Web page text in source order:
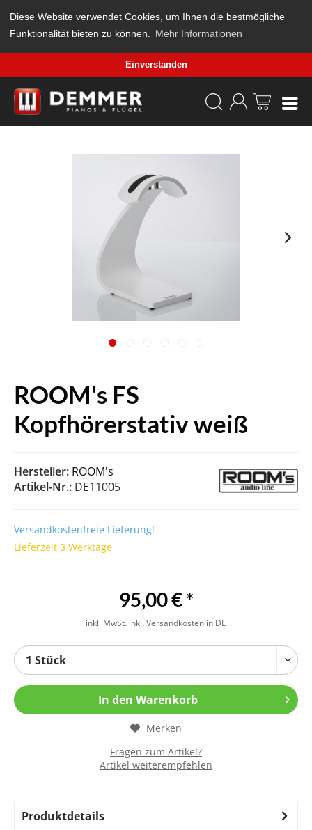
Diese Website verwendet Cookies, um Ihnen die bestmögliche
Funktionalität bieten zu können.
Mehr Informationen
Einverstanden
ROOM's FS
Kopfhörerstativ weiß
Hersteller: ROOM's
Artikel-Nr.: DE11005
Versandkostenfreie Lieferung!
Lieferzeit 3 Werktage
95,00 € *
inkl. MwSt. inkl. Versandkosten in DE
In den Warenkorb
Merken
Fragen zum Artikel?
Artikel weiterempfehlen
Produktdetails